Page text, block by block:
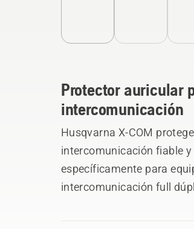
Protector auricular
intercomunicación
Husqvarna X-COM
intercomunicación fiable
específicamente para
intercomunicación full